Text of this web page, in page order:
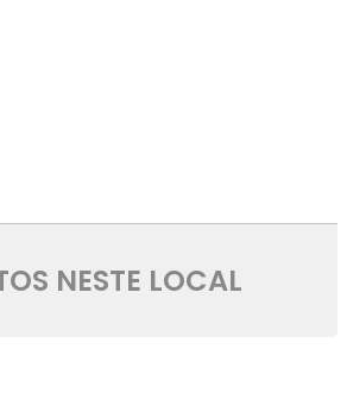
NESTE LOCAL